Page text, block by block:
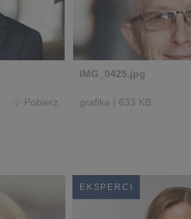
Pobierz
IMG_0425.jpg
grafika | 633 KB
EKSPERCI